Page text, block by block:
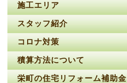
施工エリア
スタッフ紹介
コロナ対策
積算方法について
栄町の住宅リフォーム補助金